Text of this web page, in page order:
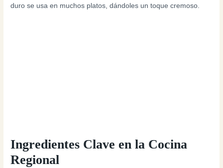
duro se usa en muchos platos, dándoles un toque cremoso.
Ingredientes Clave en la Cocina
Regional